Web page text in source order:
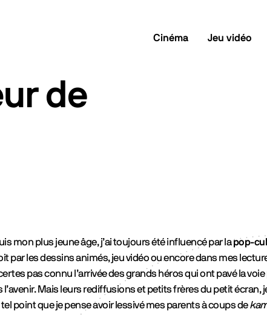
Cinéma
Jeu vidéo
de
mon plus jeune âge, j’ai toujours été influencé par lapop-
par les dessins animés, jeu vidéo ou encore dans mes
pas connu l’arrivée des grands héros qui ont pavé la
l’avenir. Mais leurs rediffusions et petits frères du petit écran,
tel point que je pense avoir lessivé mes parents à coups de